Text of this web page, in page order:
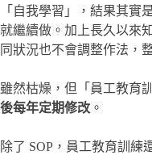
「自我學習」，結果其實
就繼續做。加上長久以來
同狀況也不會調整作法，
雖然枯燥，但「員工教育
後每年定期修改 。
除了 SOP，員工教育訓練